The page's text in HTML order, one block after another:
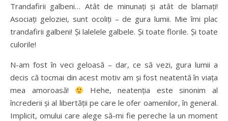
Trandafirii galbeni… Atât de minunați și atât de blamați!
Asociați geloziei, sunt ocoliți – de gura lumii. Mie îmi plac
trandafirii galbeni! Și lalelele galbele. Și toate florile. Și toate
culorile!
N-am fost în veci geloasă – dar, ce să vezi, gura lumii a
decis că tocmai din acest motiv am și fost neatentă în viața
mea amoroasă!
Hehe, neatenția este sinonim al
încrederii și al libertății pe care le ofer oamenilor, în general.
Implicit, omului care alege să-mi fie pereche la un moment